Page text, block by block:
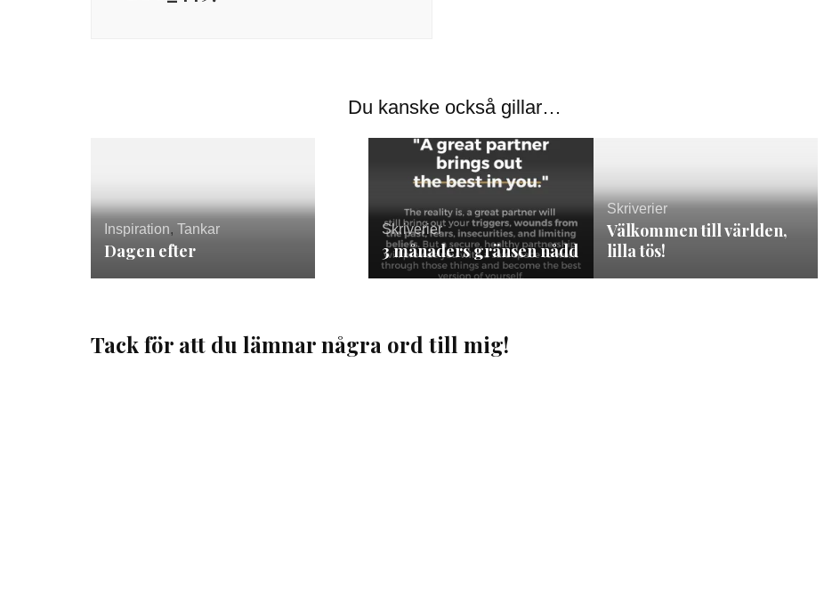
Du kanske också gillar…
Inspiration, Tankar
Dagen efter
Skriverier
3 månaders gränsen nådd
Skriverier
Välkommen till världen,
lilla tös!
Tack för att du lämnar några ord till mig!